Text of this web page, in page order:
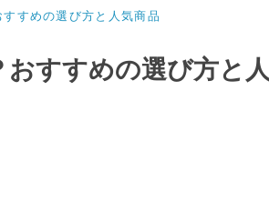
すめの選び方と人気商品
すすめの選び方と人